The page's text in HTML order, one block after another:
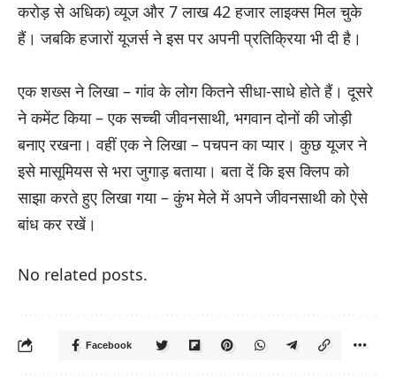
करोड़ से अधिक) व्यूज और 7 लाख 42 हजार लाइक्स मिल चुके
हैं। जबकि हजारों यूजर्स ने इस पर अपनी प्रतिक्रिया भी दी है।
एक शख्स ने लिखा – गांव के लोग कितने सीधा-साधे होते हैं। दूसरे
ने कमेंट किया – एक सच्ची जीवनसाथी, भगवान दोनों की जोड़ी
बनाए रखना। वहीं एक ने लिखा – पचपन का प्यार। कुछ यूजर ने
इसे मासूमियस से भरा जुगाड़ बताया। बता दें कि इस क्लिप को
साझा करते हुए लिखा गया – कुंभ मेले में अपने जीवनसाथी को ऐसे
बांध कर रखें।
No related posts.
Facebook